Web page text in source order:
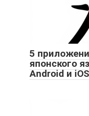
5
японского
Android и